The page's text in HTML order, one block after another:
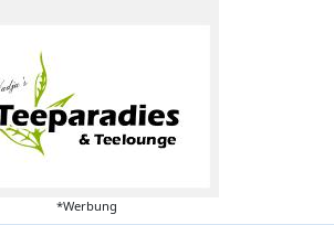
*Werbung